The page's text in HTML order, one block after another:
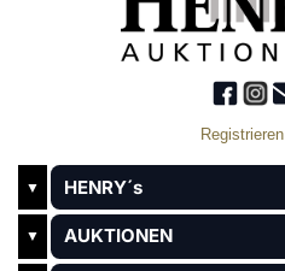
Registrieren
▼ HENRY´s
▼ AUKTIONEN